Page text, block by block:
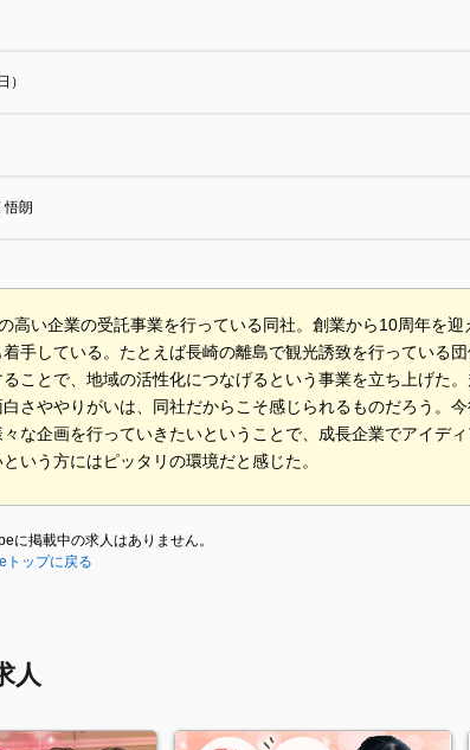
）
朗
高い企業の受託事業を行っている同社。創業から10周年を
手している。たとえば長崎の離島で観光誘致を行っている団
ことで、地域の活性化につなげるという事業を立ち上げた
さややりがいは、同社だからこそ感じられるものだろう。
々な企画を行っていきたいということで、成長企業でアイデ
いう方にはピッタリの環境だと感じた。
に掲載中の求人はありません。
トップに戻る
人